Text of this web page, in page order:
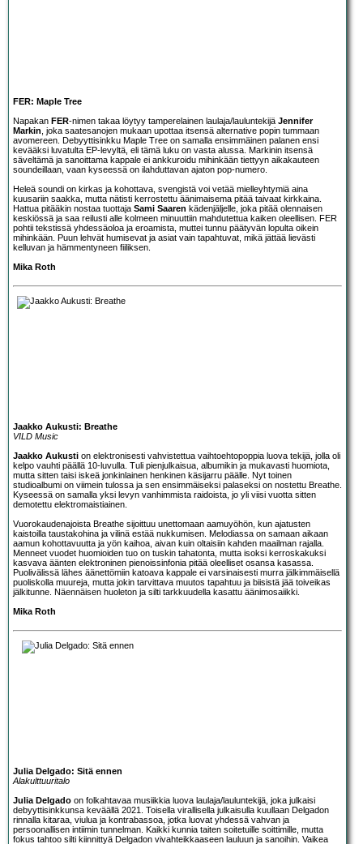
FER: Maple Tree
Napakan FER-nimen takaa löytyy tamperelainen laulaja/lauluntekijä Jennifer
Markin , joka saatesanojen mukaan upottaa itsensä alternative popin tummaan
avomereen. Debyyttisinkku Maple Tree on samalla ensimmäinen palanen ensi
kevääksi luvatulta EP-levyltä, eli tämä luku on vasta alussa. Markinin itsensä
säveltämä ja sanoittama kappale ei ankkuroidu mihinkään tiettyyn aikakauteen
soundeillaan, vaan kyseessä on ilahduttavan ajaton pop-numero.
Heleä soundi on kirkas ja kohottava, svengistä voi vetää mielleyhtymiä aina
kuusariin saakka, mutta nätisti kerrostettu äänimaisema pitää taivaat kirkkaina.
Hattua pitääkin nostaa tuottaja Sami Saaren kädenjäljelle, joka pitää olennaisen
keskiössä ja saa reilusti alle kolmeen minuuttiin mahdutettua kaiken oleellisen. FER
pohtii tekstissä yhdessäoloa ja eroamista, muttei tunnu päätyvän lopulta oikein
mihinkään. Puun lehvät humisevat ja asiat vain tapahtuvat, mikä jättää lievästi
kelluvan ja hämmentyneen fiiliksen.
Mika Roth
Jaakko Aukusti: Breathe
VILD Music
Jaakko Aukusti on elektronisesti vahvistettua vaihtoehtopoppia luova tekijä, jolla oli
kelpo vauhti päällä 10-luvulla. Tuli pienjulkaisua, albumikin ja mukavasti huomiota,
mutta sitten taisi iskeä jonkinlainen henkinen käsijarru päälle. Nyt toinen
studioalbumi on viimein tulossa ja sen ensimmäiseksi palaseksi on nostettu Breathe.
Kyseessä on samalla yksi levyn vanhimmista raidoista, jo yli viisi vuotta sitten
demotettu elektromaistiainen.
Vuorokaudenajoista Breathe sijoittuu unettomaan aamuyöhön, kun ajatusten
kaistoilla taustakohina ja vilinä estää nukkumisen. Melodiassa on samaan aikaan
aamun kohottavuutta ja yön kaihoa, aivan kuin oltaisiin kahden maailman rajalla.
Menneet vuodet huomioiden tuo on tuskin tahatonta, mutta isoksi kerroskakuksi
kasvava äänten elektroninen pienoissinfonia pitää oleelliset osansa kasassa.
Puolivälissä lähes äänettömiin katoava kappale ei varsinaisesti murra jälkimmäisellä
puoliskolla muureja, mutta jokin tarvittava muutos tapahtuu ja biisistä jää toiveikas
jälkitunne. Näennäisen huoleton ja silti tarkkuudella kasattu äänimosaiikki.
Mika Roth
Julia Delgado: Sitä ennen
Alakulttuuritalo
Julia Delgado on folkahtavaa musiikkia luova laulaja/lauluntekijä, joka julkaisi
debyyttisinkkunsa keväällä 2021. Toisella virallisella julkaisulla kuullaan Delgadon
rinnalla kitaraa, viulua ja kontrabassoa, jotka luovat yhdessä vahvan ja
persoonallisen intiimin tunnelman. Kaikki kunnia taiten soitetuille soittimille, mutta
fokus tahtoo silti kiinnittyä Delgadon vivahteikkaaseen lauluun ja sanoihin. Vaikea